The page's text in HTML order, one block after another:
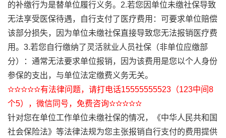
的补缴行为是替单位履行义务。2.若您因单位未缴社保导致
无法享受医保待遇，自行支付了医疗费用：可要求单位赔偿
该部分损失，因为单位未缴社保直接导致您无法报销医疗费
用。3.若您自行缴纳了灵活就业人员社保（非单位应缴部
分）：通常无法要求单位报销，因为该费用是您以个人身份
参保的支出，与单位法定缴费义务无关。
✫✫✫✫✫有法律问题，请打电话15555555523（123中间8
个5），微信同号，免费咨询✫✫✫✫✫
针对您在单位工作单位未缴社保的情况，《中华人民共和国
社会保险法》等法律法规为您主张报销自行支付的费用提供